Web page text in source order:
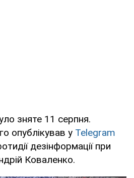
зняте 11 серпня.
опублікував у Telegram
дезінформації при
Коваленко.